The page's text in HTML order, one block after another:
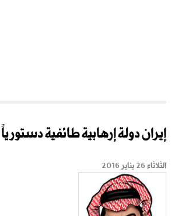
إيران دولة إرهابية طائفية دستورياً
الثلاثاء 26 يناير 2016